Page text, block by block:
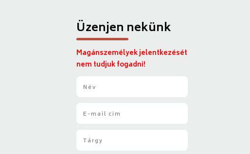
Üzenjen nekünk
Magánszemélyek jelentkezését
nem tudjuk fogadni!